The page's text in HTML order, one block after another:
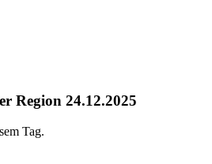
Region 24.12.2025
Tag.